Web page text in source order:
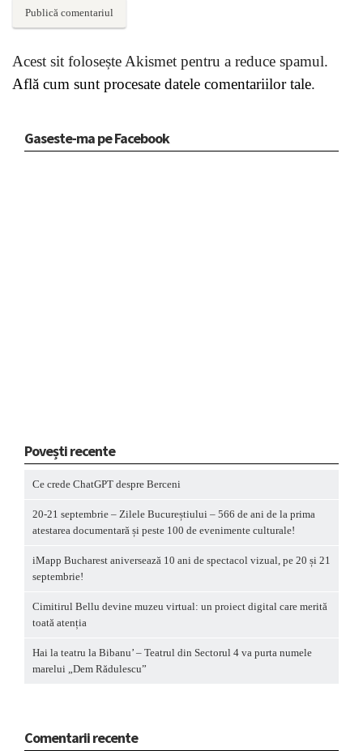
Acest sit folosește Akismet pentru a reduce spamul.
Află cum sunt procesate datele comentariilor tale.
Gaseste-ma pe Facebook
Povești recente
Ce crede ChatGPT despre Berceni
20-21 septembrie – Zilele Bucureștiului – 566 de ani de la prima
atestarea documentară și peste 100 de evenimente culturale!
iMapp Bucharest aniversează 10 ani de spectacol vizual, pe 20 și 21
septembrie!
Cimitirul Bellu devine muzeu virtual: un proiect digital care merită
toată atenția
Hai la teatru la Bibanu’ – Teatrul din Sectorul 4 va purta numele
marelui „Dem Rădulescu”
Comentarii recente